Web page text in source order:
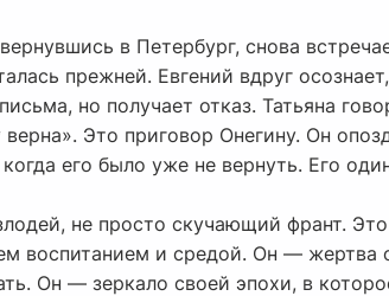
в Петербург, снова
прежней. Евгений вдруг
но получает отказ. Татьяна
Это приговор Онегину. Он
его было уже не вернуть. Его
не просто скучающий франт.
воспитанием и средой. Он — жертва
Он — зеркало своей эпохи, в